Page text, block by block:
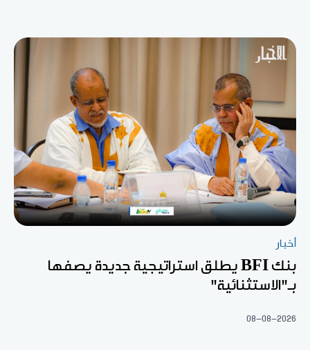
أخبار
بنك BFI يطلق استراتيجية جديدة يصفها
بـ"الاستثنائية"
08-08-2026